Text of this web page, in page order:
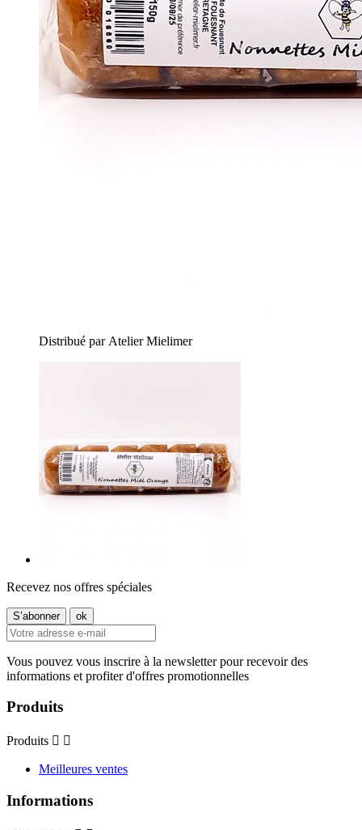
Distribué par Atelier Mielimer
Recevez nos offres spéciales
Vous pouvez vous inscrire à la newsletter pour recevoir des
informations et profiter d'offres promotionnelles
Produits
Produits  
Meilleures ventes
Informations